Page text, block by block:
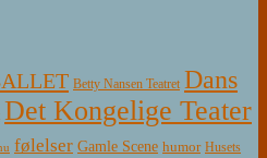
Betty Nansen Teatret Dans
Det Kongelige Teater
følelser Gamle Scene humor Husets